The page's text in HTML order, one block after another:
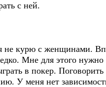
с ней.
курю с женщинами.
Мне для этого нужно
в покер.
У меня нет